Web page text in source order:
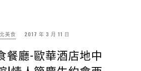
美食 2017 年 3 月 11 日
餐廳-歐華酒店地中